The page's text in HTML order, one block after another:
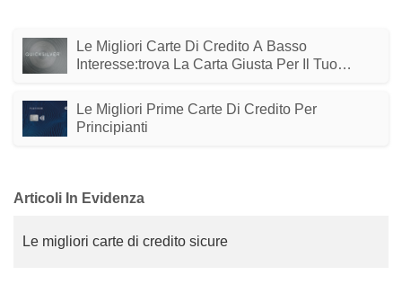
Le Migliori Carte Di Credito A Basso
Interesse:trova La Carta Giusta Per Il Tuo
Le Migliori Prime Carte Di Credito Per
Principianti
Articoli In Evidenza
Le migliori carte di credito sicure